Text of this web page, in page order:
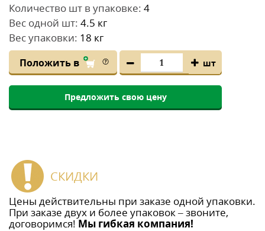
Количество шт в упаковке: 4
Вес одной шт: 4.5 кг
Вес упаковки: 18 кг
Положить в шт
Предложить свою цену
СКИДКИ
Цены действительны при заказе одной упаковки.
При заказе двух и более упаковок – звоните,
договоримся! Мы гибкая компания!